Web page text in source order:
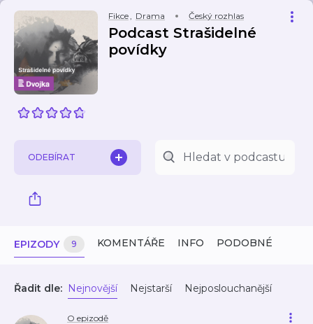
Fikce, Drama Český rozhlas
Podcast Strašidelné
povídky
ODEBÍRAT
EPIZODY 9 KOMENTÁŘE INFO PODOBNÉ
Řadit dle: Nejnovější Nejstarší Nejposlouchanější
O epizodě